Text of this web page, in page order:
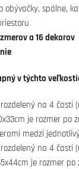
obývačky, spálne,
a 16 dekorov
v týchto
na 4 časti
je rozmer po
medzi
na 4 časti
je rozmer